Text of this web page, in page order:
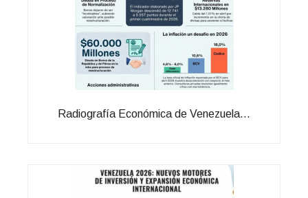
Radiografía Económica de Venezuela...